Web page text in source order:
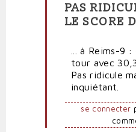
En
réponse
jaune
par
Polit'producteur
vérifié)
PAS
LE SCORE
... à Reims-9
tour avec
Pas ridicule
inquiétant.
se connecter